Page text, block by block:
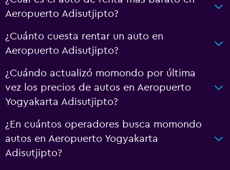
Aeropuerto Adisutjipto?
¿Cuánto cuesta rentar un auto en
Aeropuerto Adisutjipto?
¿Cuándo actualizó momondo por última
vez los precios de autos en Aeropuerto
Yogyakarta Adisutjipto?
¿En cuántos operadores busca momondo
autos en Aeropuerto Yogyakarta
Adisutjipto?